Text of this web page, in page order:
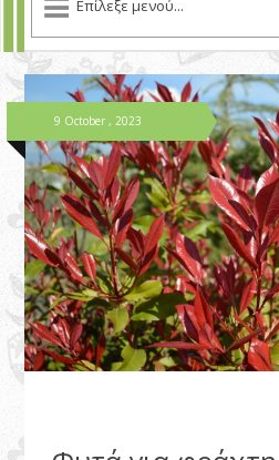
9 October , 2023